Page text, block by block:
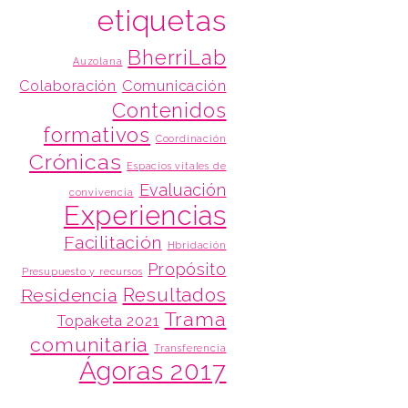
etiquetas
Auzolana BherriLab
Colaboración Comunicación
Contenidos
formativos
Coordinación
Crónicas Espacios vitales de
convivencia Evaluación
Experiencias
Facilitación Hbridación
Presupuesto y recursos Propósito
Residencia Resultados
Topaketa 2021 Trama
comunitaria
Transferencia
Ágoras 2017